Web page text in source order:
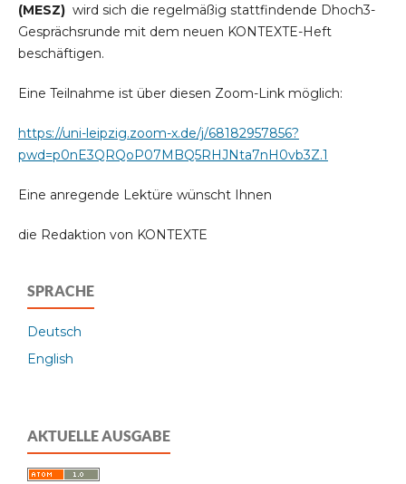
(MESZ) wird sich die regelmäßig stattfindende Dhoch3-
Gesprächsrunde mit dem neuen KONTEXTE-Heft
beschäftigen.
Eine Teilnahme ist über diesen Zoom-Link möglich:
https://uni-leipzig.zoom-x.de/j/68182957856?
pwd=p0nE3QRQoP07MBQ5RHJNta7nH0vb3Z.1
Eine anregende Lektüre wünscht Ihnen
die Redaktion von KONTEXTE
SPRACHE
Deutsch
English
AKTUELLE AUSGABE